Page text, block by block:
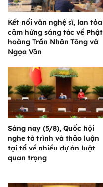
Kết nối văn nghệ sĩ, lan tỏa
cảm hứng sáng tác về Phật
hoàng Trần Nhân Tông và
Ngọa Vân
Sáng nay (5/8), Quốc hội
nghe tờ trình và thảo luận
tại tổ về nhiều dự án luật
quan trọng